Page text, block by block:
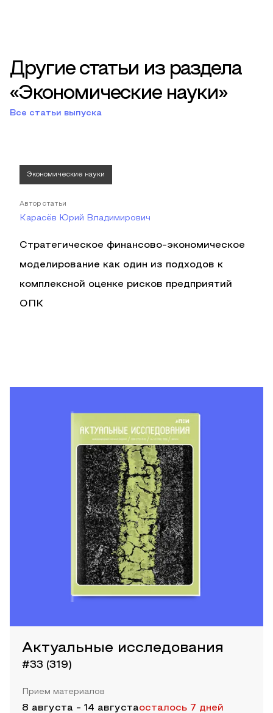
Другие статьи из раздела
«Экономические науки»
Все статьи выпуска
Экономические науки
Автор статьи
Карасёв Юрий Владимирович
Стратегическое финансово-экономическое
моделирование как один из подходов к
комплексной оценке рисков предприятий
ОПК
Актуальные исследования
#33 (319)
Прием материалов
8 августа - 14 августаосталось 7 дней